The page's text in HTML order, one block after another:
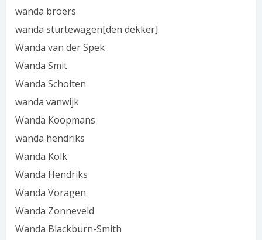
wanda broers
wanda sturtewagen[den dekker]
Wanda van der Spek
Wanda Smit
Wanda Scholten
wanda vanwijk
Wanda Koopmans
wanda hendriks
Wanda Kolk
Wanda Hendriks
Wanda Voragen
Wanda Zonneveld
Wanda Blackburn-Smith